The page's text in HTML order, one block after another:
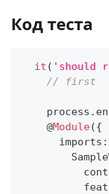
Код теста
it ( 'should
// first
    process
.
@Module({
      imports
: